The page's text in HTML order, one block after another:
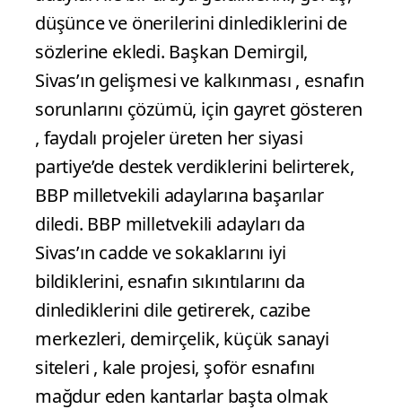
düşünce ve önerilerini dinlediklerini de
sözlerine ekledi. Başkan Demirgil,
Sivas’ın gelişmesi ve kalkınması , esnafın
sorunlarını çözümü, için gayret gösteren
, faydalı projeler üreten her siyasi
partiye’de destek verdiklerini belirterek,
BBP milletvekili adaylarına başarılar
diledi. BBP milletvekili adayları da
Sivas’ın cadde ve sokaklarını iyi
bildiklerini, esnafın sıkıntılarını da
dinlediklerini dile getirerek, cazibe
merkezleri, demirçelik, küçük sanayi
siteleri , kale projesi, şoför esnafını
mağdur eden kantarlar başta olmak